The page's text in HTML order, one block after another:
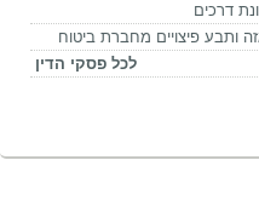
דרכים
ותבע פיצויים מחברת ביטוח
לכל פסקי הדין